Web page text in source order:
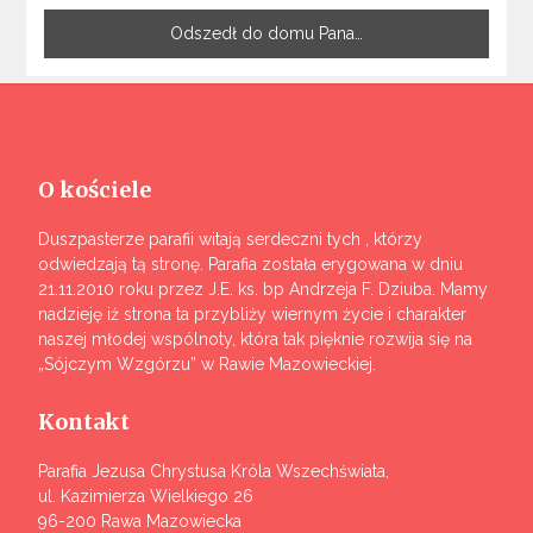
Odszedł do domu Pana…
O kościele
Duszpasterze parafii witają serdeczni tych , którzy
odwiedzają tą stronę. Parafia została erygowana w dniu
21.11.2010 roku przez J.E. ks. bp Andrzeja F. Dziuba. Mamy
nadzieję iż strona ta przybliży wiernym życie i charakter
naszej młodej wspólnoty, która tak pięknie rozwija się na
„Sójczym Wzgórzu” w Rawie Mazowieckiej.
Kontakt
Parafia Jezusa Chrystusa Króla Wszechświata,
ul. Kazimierza Wielkiego 26
96-200 Rawa Mazowiecka